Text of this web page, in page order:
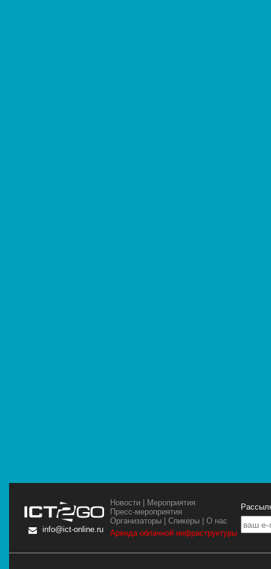
info@ict-online.ru
Новости
Мероприятия
Пресс-мероприятия
Организаторы |Спикеры |О нас
Аренда облачной инфраструктуры